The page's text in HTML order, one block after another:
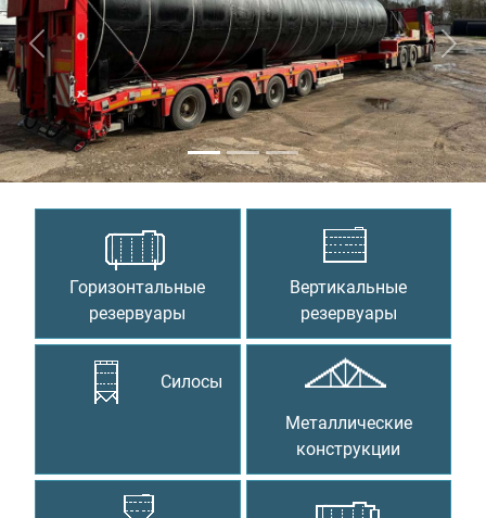
Предыдущий
Горизонтальные
резервуары
Вертикальные
резервуары
Силосы
Металлические
конструкции